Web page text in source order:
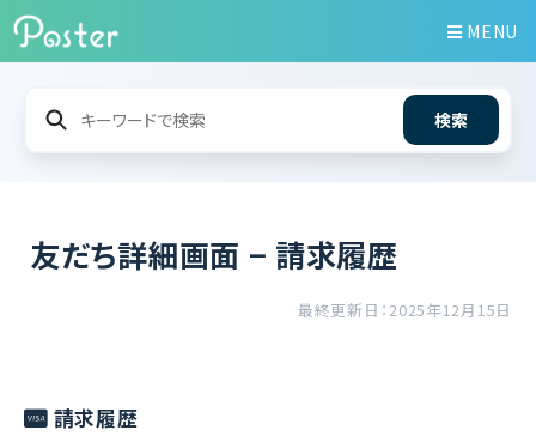
MENU
検索
友だち詳細画面 − 請求履歴
最終更新日：2025年12月15日
請求履歴